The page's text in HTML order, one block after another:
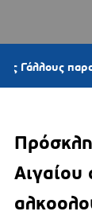
παρουσίασε
Αιγαίου